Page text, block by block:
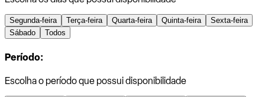
Segunda-feira Terça-feira Quarta-feira Quinta-feira
Sexta-feira
Sábado
Todos
Período:
Escolha o período que possui disponibilidade